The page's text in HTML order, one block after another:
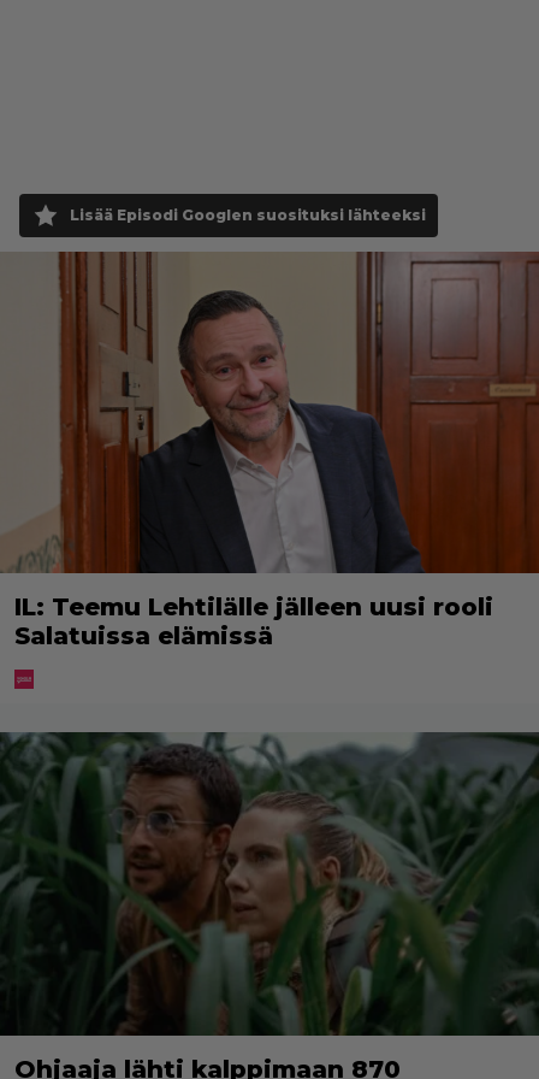
Lisää Episodi Googlen suosituksi lähteeksi
IL: Teemu Lehtilälle jälleen uusi rooli
Salatuissa elämissä
Ohjaaja lähti kalppimaan 870